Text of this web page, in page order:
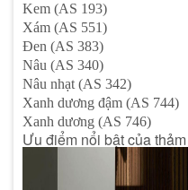
Kem (AS 193)
Xám (AS 551)
Đen (AS 383)
Nâu (AS 340)
Nâu nhạt (AS 342)
Xanh dương đậm (AS 744)
Xanh dương (AS 746)
Ưu điểm nổi bật của